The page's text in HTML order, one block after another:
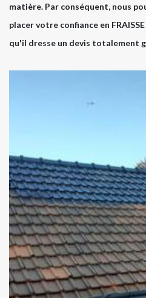
matière. Par conséquent, nous
placer votre confiance en
qu'il dresse un devis totalement